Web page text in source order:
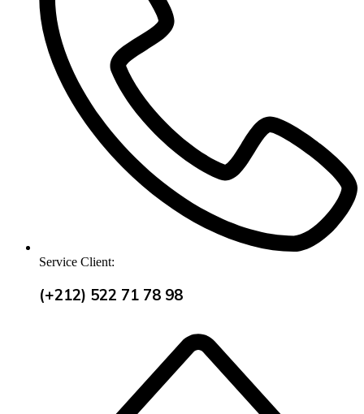
Service Client:
(+212) 522 71 78 98